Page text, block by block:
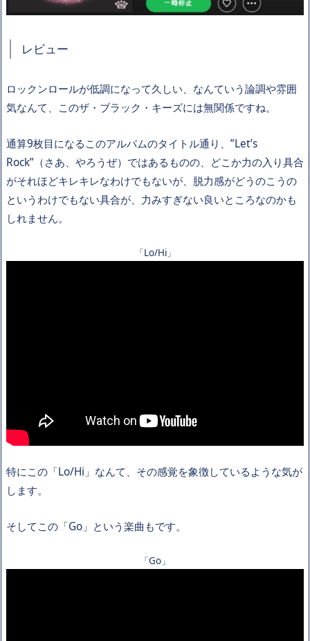
レビュー
ロックンロールが低調になって久しい、なんていう論調や雰囲
気なんて、このザ・ブラック・キーズには無関係ですね。
通算9枚目になるこのアルバムのタイトル通り、”Let’s
Rock”（さあ、やろうぜ）ではあるものの、どこか力の入り具合
がそれほどキレキレなわけでもないが、脱力感がどうのこうの
というわけでもない具合が、力みすぎない良いところなのかも
しれません。
「Lo/Hi」
特にこの「Lo/Hi」なんて、その感覚を象徴しているような気が
します。
そしてこの「Go」という楽曲もです。
「Go」